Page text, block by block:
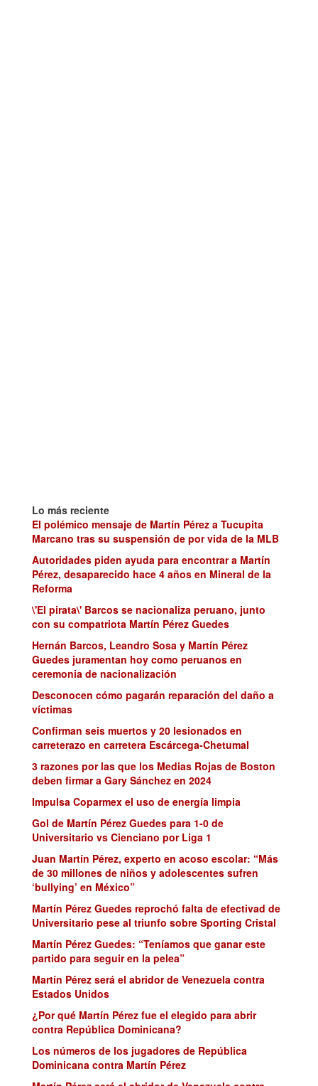
Lo más reciente
El polémico mensaje de Martín Pérez a Tucupita
Marcano tras su suspensión de por vida de la MLB
Autoridades piden ayuda para encontrar a Martín
Pérez, desaparecido hace 4 años en Mineral de la
Reforma
\'El pirata\' Barcos se nacionaliza peruano, junto
con su compatriota Martín Pérez Guedes
Hernán Barcos, Leandro Sosa y Martín Pérez
Guedes juramentan hoy como peruanos en
ceremonia de nacionalización
Desconocen cómo pagarán reparación del daño a
víctimas
Confirman seis muertos y 20 lesionados en
carreterazo en carretera Escárcega-Chetumal
3 razones por las que los Medias Rojas de Boston
deben firmar a Gary Sánchez en 2024
Impulsa Coparmex el uso de energía limpia
Gol de Martín Pérez Guedes para 1-0 de
Universitario vs Cienciano por Liga 1
Juan Martín Pérez, experto en acoso escolar: “Más
de 30 millones de niños y adolescentes sufren
‘bullying’ en México”
Martín Pérez Guedes reprochó falta de efectivad de
Universitario pese al triunfo sobre Sporting Cristal
Martín Pérez Guedes: “Teníamos que ganar este
partido para seguir en la pelea”
Martín Pérez será el abridor de Venezuela contra
Estados Unidos
¿Por qué Martín Pérez fue el elegido para abrir
contra República Dominicana?
Los números de los jugadores de República
Dominicana contra Martín Pérez